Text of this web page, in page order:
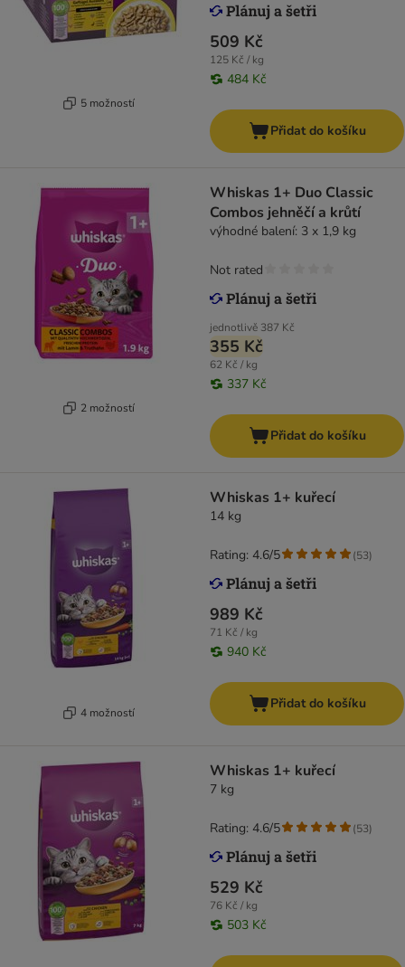
5 možností
509 Kč
125 Kč / kg
484 Kč
Přidat do košíku
2 možností
Whiskas 1+ Duo Classic
Combos jehněčí a krůtí
výhodné balení: 3 x 1,9 kg
jednotlivě 387 Kč
355 Kč
62 Kč / kg
337 Kč
Not rated
Přidat do košíku
4 možností
Whiskas 1+ kuřecí
14 kg
989 Kč
71 Kč / kg
940 Kč
Rating: 4.6/5 (53)
Přidat do košíku
Whiskas 1+ kuřecí
7 kg
529 Kč
76 Kč / kg
503 Kč
Rating: 4.6/5 (53)